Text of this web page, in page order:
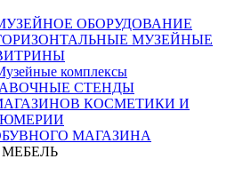
ОБОРУДОВАНИЕ
МУЗЕЙНЫЕ
комплексы
СТЕНДЫ
КОСМЕТИКИ И
МАГАЗИНА